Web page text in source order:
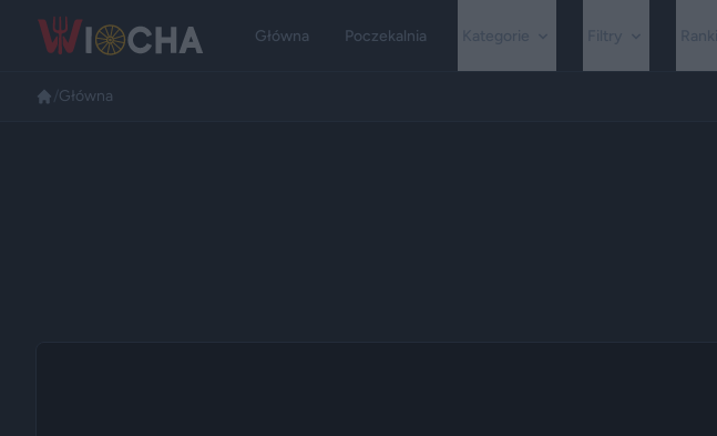
Główna Poczekalnia
Główna